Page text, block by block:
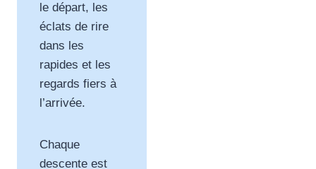
le départ, les
éclats de rire
dans les
rapides et les
regards fiers à
l’arrivée.
Chaque
descente est